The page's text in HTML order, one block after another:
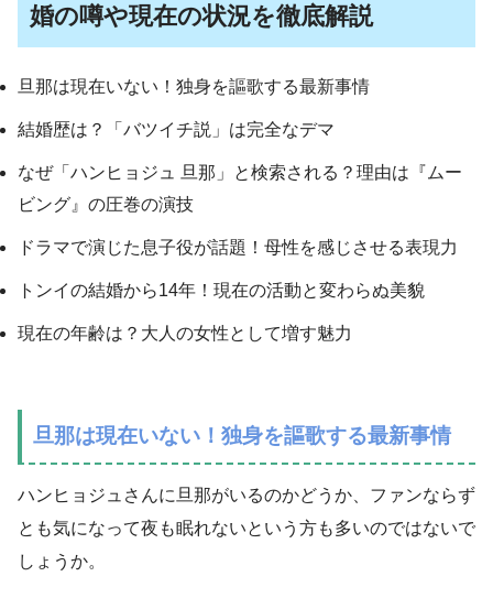
婚の噂や現在の状況を徹底解説
旦那は現在いない！独身を謳歌する最新事情
結婚歴は？「バツイチ説」は完全なデマ
なぜ「ハンヒョジュ 旦那」と検索される？理由は『ムー
ビング』の圧巻の演技
ドラマで演じた息子役が話題！母性を感じさせる表現力
トンイの結婚から14年！現在の活動と変わらぬ美貌
現在の年齢は？大人の女性として増す魅力
旦那は現在いない！独身を謳歌する最新事情
ハンヒョジュさんに旦那がいるのかどうか、ファンならず
とも気になって夜も眠れないという方も多いのではないで
しょうか。